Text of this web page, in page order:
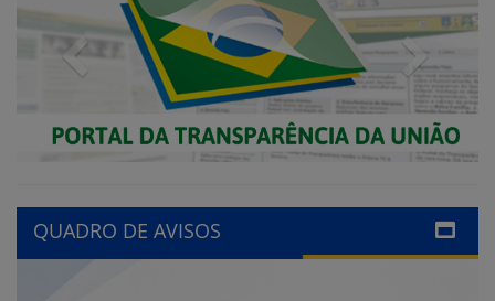
Previous Next
QUADRO DE AVISOS